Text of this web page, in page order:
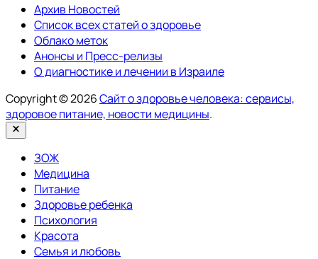
Архив Новостей
Список всех статей о здоровье
Облако меток
Анонсы и Пресс-релизы
О диагностике и лечении в Израиле
Copyright © 2026Сайт о здоровье человека: сервисы,
здоровое питание, новости медицины.
Закрыть
ЗОЖ
Медицина
Питание
Здоровье ребенка
Психология
Красота
Семья и любовь